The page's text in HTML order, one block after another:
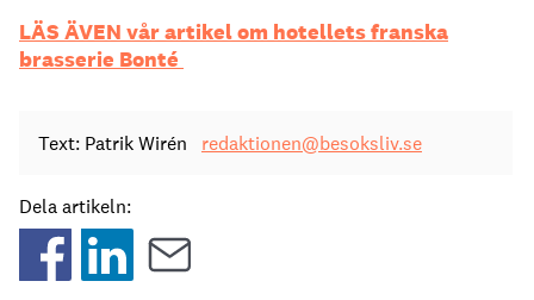
LÄS ÄVEN vår artikel om hotellets franska
brasserie Bonté
Text: Patrik Wirén redaktionen@besoksliv.se
Dela artikeln: